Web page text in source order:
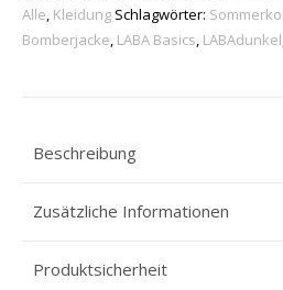
Alle Kleidung Schlagwörter:
Bomberjacke LABA Basics LABAdunkel
Beschreibung
Zusätzliche Informationen
Produktsicherheit